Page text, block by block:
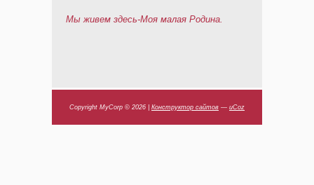
Мы живем здесь-Моя малая Родина.
Copyright MyCorp © 2026 Конструктор сайтов — uCoz